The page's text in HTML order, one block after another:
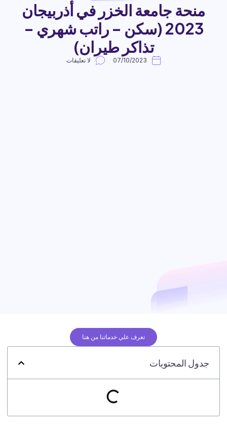
منحة جامعة الخزر في أذربيجان
2023 (سكن – راتب شهري –
تذاكر طيران)
07/10/2023 لا تعليقات
تعرف علي خدماتنا من هنا
جدول المحتويات